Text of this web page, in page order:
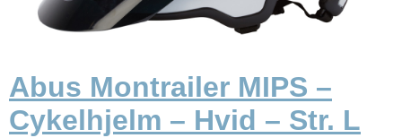
Abus Montrailer MIPS –
Cykelhjelm – Hvid – Str. L